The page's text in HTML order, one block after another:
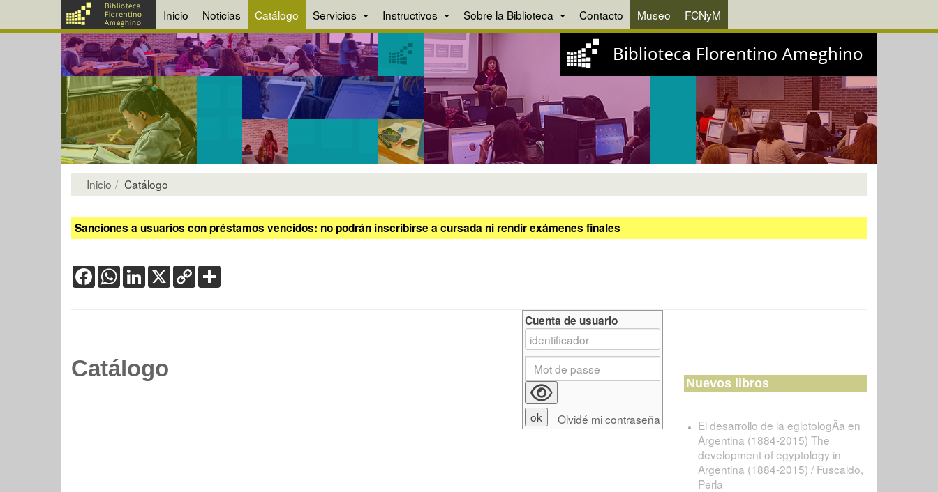
Inicio Noticias Catálogo Servicios Instructivos Sobre la Biblioteca Contacto Museo FCNyM
Inicio Catálogo
Sanciones a usuarios con préstamos vencidos: no podrán inscribirse a cursada ni rendir exámenes finales
FacebookWhatsApp
LinkedIn
X Copy
Link
Catálogo
Cuenta de usuario
Olvidé mi contraseña
Nuevos libros
El desarrollo de la egiptologÃ­a en
Argentina (1884-2015) The
development of egyptology in
Argentina (1884-2015) / Fuscaldo,
Perla